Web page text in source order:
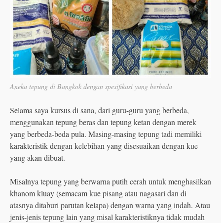
Aneka tepung di Bangkok dengan spesifikasi yang berbeda
Selama saya kursus di sana, dari guru-guru yang berbeda,
menggunakan tepung beras dan tepung ketan dengan merek
yang berbeda-beda pula. Masing-masing tepung tadi memiliki
karakteristik dengan kelebihan yang disesuaikan dengan kue
yang akan dibuat.
Misalnya tepung yang berwarna putih cerah untuk menghasilkan
khanom kluay (semacam kue pisang atau nagasari dan di
atasnya ditaburi parutan kelapa) dengan warna yang indah. Atau
jenis-jenis tepung lain yang misal karakteristiknya tidak mudah